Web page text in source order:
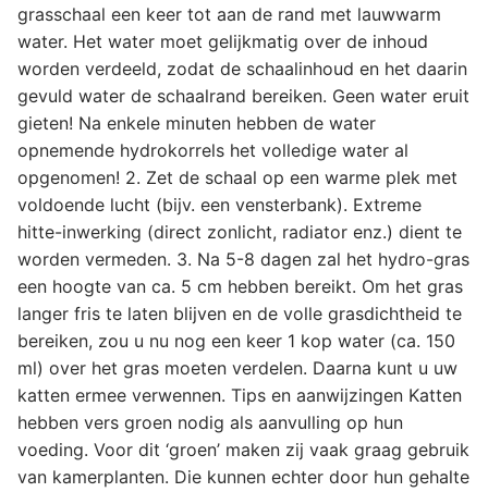
grasschaal een keer tot aan de rand met lauwwarm
water. Het water moet gelijkmatig over de inhoud
worden verdeeld, zodat de schaalinhoud en het daarin
gevuld water de schaalrand bereiken. Geen water eruit
gieten! Na enkele minuten hebben de water
opnemende hydrokorrels het volledige water al
opgenomen! 2. Zet de schaal op een warme plek met
voldoende lucht (bijv. een vensterbank). Extreme
hitte-inwerking (direct zonlicht, radiator enz.) dient te
worden vermeden. 3. Na 5-8 dagen zal het hydro-gras
een hoogte van ca. 5 cm hebben bereikt. Om het gras
langer fris te laten blijven en de volle grasdichtheid te
bereiken, zou u nu nog een keer 1 kop water (ca. 150
ml) over het gras moeten verdelen. Daarna kunt u uw
katten ermee verwennen. Tips en aanwijzingen Katten
hebben vers groen nodig als aanvulling op hun
voeding. Voor dit ‘groen’ maken zij vaak graag gebruik
van kamerplanten. Die kunnen echter door hun gehalte